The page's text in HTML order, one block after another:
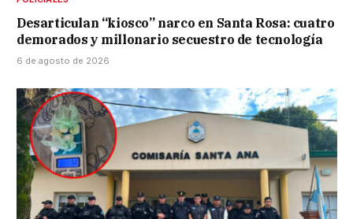
Desarticulan “kiosco” narco en Santa Rosa: cuatro
demorados y millonario secuestro de tecnología
6 de agosto de 2026